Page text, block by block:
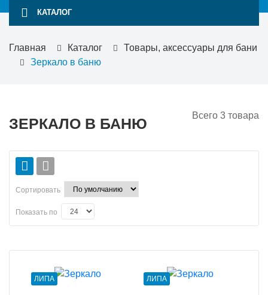
КАТАЛОГ
Главная Каталог
Товары, аксессуары для бани
Зеркало в баню
ЗЕРКАЛО В БАНЮ Всего 3 товара
Сортировать
Показать по
ЛИПА ЛИПА